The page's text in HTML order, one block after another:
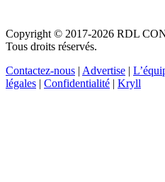
Copyright © 2017-2026 RDL
Tous droits réservés.
Contactez-nous | Advertise |
légales | Confidentialité | Kryll